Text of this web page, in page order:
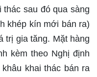
sau đó qua sàng
khép kín mới bán ra)
trị gia tăng. Mặt hàng
kèm theo Nghị định
khai thác bán ra